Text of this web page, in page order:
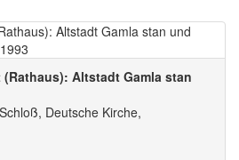
Altstadt Gamla stan
Deutsche Kirche,